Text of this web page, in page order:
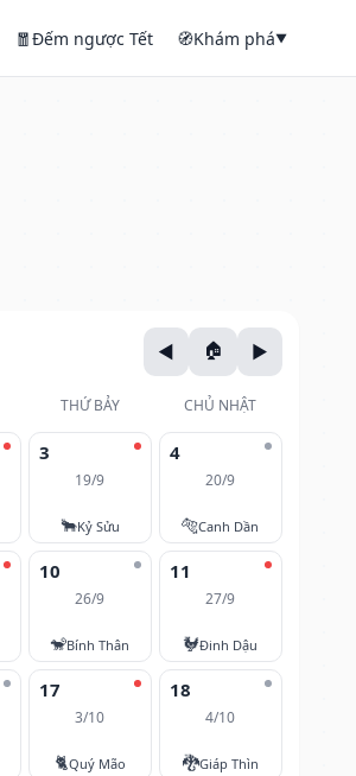
🧧Đếm ngược Tết 🧭Khám phá▼
THỨ BẢY CHỦ NHẬT
3
19/9
🐂Kỷ Sửu
4
20/9
🐅Canh Dần
10
26/9
🐒Bính Thân
11
27/9
🐓Đinh Dậu
17
3/10
🐈Quý Mão
18
4/10
🐉Giáp Thìn